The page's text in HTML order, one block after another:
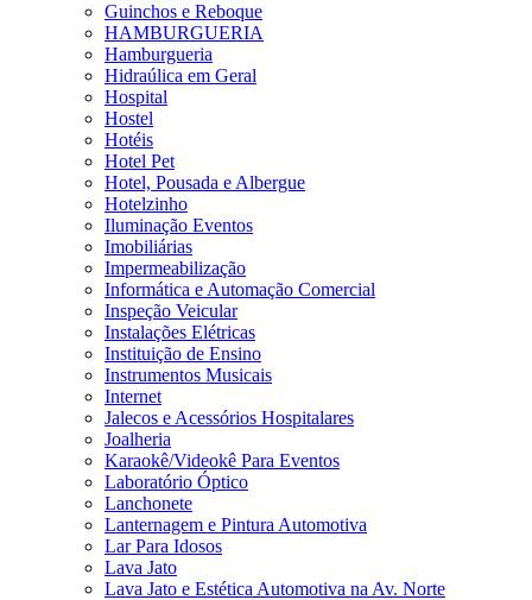
Guinchos e Reboque
HAMBURGUERIA
Hamburgueria
Hidraúlica em Geral
Hospital
Hostel
Hotéis
Hotel Pet
Hotel, Pousada e Albergue
Hotelzinho
Iluminação Eventos
Imobiliárias
Impermeabilização
Informática e Automação Comercial
Inspeção Veicular
Instalações Elétricas
Instituição de Ensino
Instrumentos Musicais
Internet
Jalecos e Acessórios Hospitalares
Joalheria
Karaokê/Videokê Para Eventos
Laboratório Óptico
Lanchonete
Lanternagem e Pintura Automotiva
Lar Para Idosos
Lava Jato
Lava Jato e Estética Automotiva na Av. Norte